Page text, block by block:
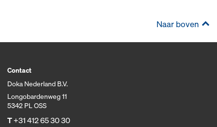
Naar boven
Contact
Doka Nederland B.V.
Longobardenweg 11
5342 PL OSS
T+31 412 65 30 30